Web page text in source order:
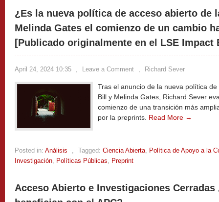
¿Es la nueva política de acceso abierto de
Melinda Gates el comienzo de un cambio
[Publicado originalmente en el LSE Impact
April 24, 2024 10:35 , Leave a Comment , Richard Sever
Tras el anuncio de la nueva política
Bill y Melinda Gates, Richard Sever
comienzo de una transición más
por la preprints. Read More →
Posted in: Análisis , Tagged: Ciencia Abierta, Política de Apoyo a la
Investigación, Políticas Públicas, Preprint
Acceso Abierto e Investigaciones Cerradas